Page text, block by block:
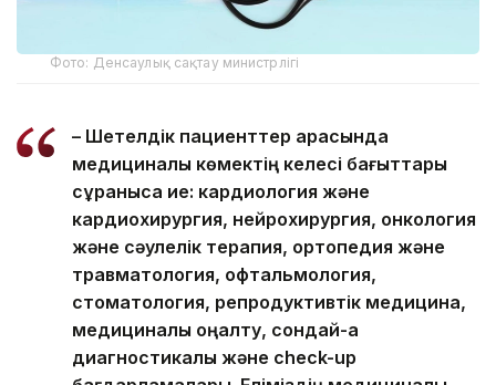
Фото: Денсаулық сақтау министрлігі
– Шетелдік пациенттер арасында
медициналық көмектің келесі бағыттары
сұранысқа ие: кардиология және
кардиохирургия, нейрохирургия, онкология
және сәулелік терапия, ортопедия және
травматология, офтальмология,
стоматология, репродуктивтік медицина,
медициналық оңалту, сондай-ақ
диагностикалық және check-up